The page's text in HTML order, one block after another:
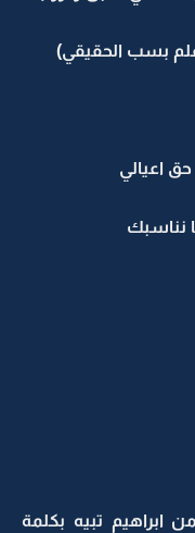
بسب الحقيقي)
اعيالي
نناسبك
ابراهيم تبيه بكلمة